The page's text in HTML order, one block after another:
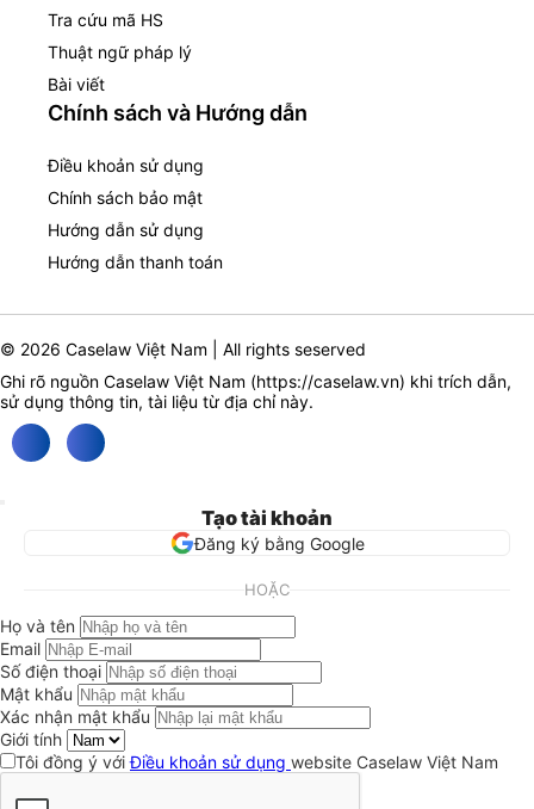
Tra cứu mã HS
Thuật ngữ pháp lý
Bài viết
Chính sách và Hướng dẫn
Điều khoản sử dụng
Chính sách bảo mật
Hướng dẫn sử dụng
Hướng dẫn thanh toán
© 2026 Caselaw Việt Nam | All rights seserved
Ghi rõ nguồn Caselaw Việt Nam (https://caselaw.vn) khi trích dẫn,
sử dụng thông tin, tài liệu từ địa chỉ này.
Tạo tài khoản
Đăng ký bằng Google
HOẶC
Họ và tên
Email
Số điện thoại
Mật khẩu
Xác nhận mật khẩu
Giới tính
Tôi đồng ý vớiĐiều khoản sử dụng website Caselaw Việt Nam